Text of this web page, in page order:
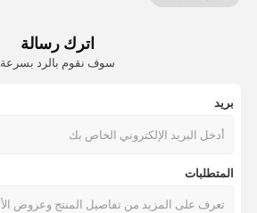
معقم الهواء بالأشعة فوق البنفسجية
اترك رسالة
سوف نقوم بالرد بسرعة
بريد
المتطلبات